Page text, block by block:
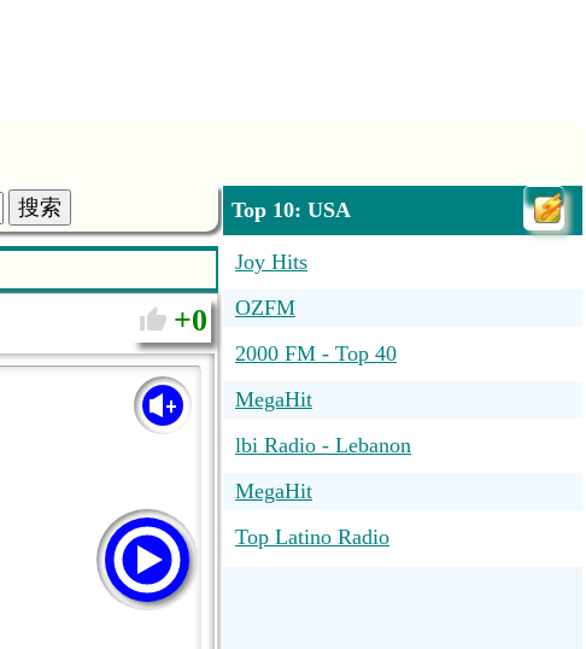
搜索
0
Top 10: USA
Joy Hits
OZFM
2000 FM - Top 40
MegaHit
lbi Radio - Lebanon
MegaHit
Top Latino Radio